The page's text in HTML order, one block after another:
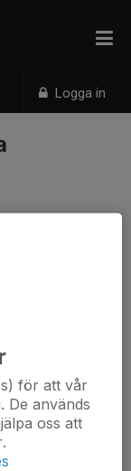
Logga in
för att vår
De används
oss att